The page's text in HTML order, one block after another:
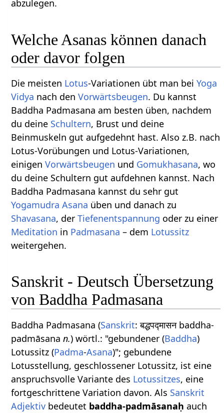
abzulegen.
Welche Asanas können danach
oder davor folgen
Die meisten Lotus-Variationen übt man beiYoga
Vidya nach denVorwärtsbeugen. Du kannst
Baddha Padmasana am besten üben, nachdem
du deine Schultern, Brust und deine
Beinmuskeln gut aufgedehnt hast. Also z.B. nach
Lotus-Vorübungen und Lotus-Variationen,
einigenVorwärtsbeugen und Gomukhasana, wo
du deine Schultern gut aufdehnen kannst. Nach
Baddha Padmasana kannst du sehr gut
Yogamudra Asana üben und danach zu
Shavasana, derTiefenentspannung oder zu einer
Meditation in Padmasana – dem Lotussitz
weitergehen.
Sanskrit - Deutsch Übersetzung
von Baddha Padmasana
Baddha Padmasana (Sanskrit: बद्धपद्मासन baddha-
padmāsanan.) wörtl.: "gebundener (Baddha)
Lotussitz (Padma-Asana)"; gebundene
Lotusstellung, geschlossener Lotussitz, ist eine
anspruchsvolle Variante des Lotussitzes, eine
fortgeschrittene Variation davon. Als Sanskrit
Adjektiv bedeutet baddha-padmāsanaḥ auch